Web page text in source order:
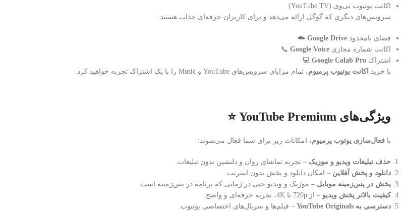
اکانت یوتیوب تی‌وی (YouTube TV)
سرویس‌های دیگری که گوگل ارائه می‌دهد و برای کاربران حرفه‌ای جذاب هستند:
فضای نامحدود Google Drive
☁️
اکانت شماره مجازی Google Voice
📞
اشتراک Google Colab Pro
💻
با خرید اکانت یوتیوب پرمیوم، تمام مزایای سرویس‌های YouTube و Music را با یک اشتراک تجربه خواهید کرد.
ویژگی‌های YouTube Premium ⭐
با فعال‌سازی یوتوب پرمیوم، امکانات زیر برای شما فعال می‌شوند:
حذف تبلیغات ویدیو و موزیک – تجربه تماشای روان و دلنشین بدون تبلیغات.
دانلود و پخش آفلاین – امکان دانلود و پخش بدون اینترنت.
پخش در پس‌زمینه موبایل – موزیک و ویدیو حتی در زمانی که برنامه در پس‌زمینه است.
کیفیت بالاتر پخش ویدیو – از 720p تا 4K، تجربه حرفه‌ای و واضح.
دسترسی به YouTube Originals
– فیلم‌ها و سریال‌های اختصاصی یوتیوب.